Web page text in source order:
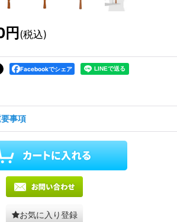
円 (税込)
Facebookでシェア
事項
お気に入り登録